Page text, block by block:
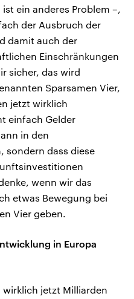
ein anderes Problem –,
der Ausbruch der
damit auch der
Einschränkungen
sicher, das wird
Sparsamen Vier,
jetzt wirklich
einfach Gelder
in den
sondern dass diese
wenn wir das
etwas Bewegung bei
Vier geben.
in Europa
wirklich jetzt Milliarden